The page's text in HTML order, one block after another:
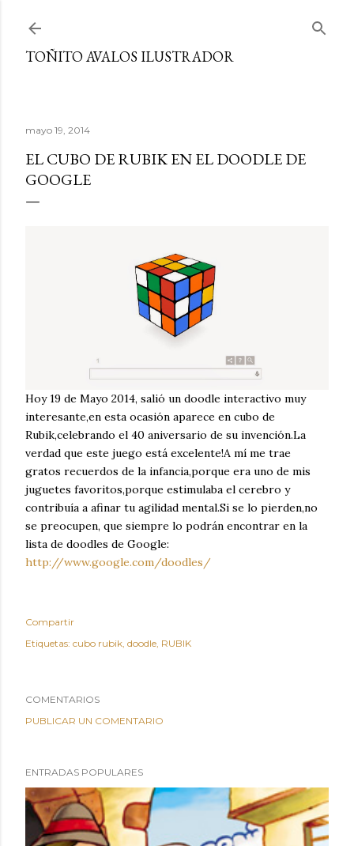
TOÑITO AVALOS ILUSTRADOR
mayo 19, 2014
EL CUBO DE RUBIK EN EL DOODLE DE
GOOGLE
Hoy 19 de Mayo 2014, salió un doodle interactivo muy
interesante,en esta ocasión aparece en cubo de
Rubik,celebrando el 40 aniversario de su invención.La
verdad que este juego está excelente!A mí me trae
gratos recuerdos de la infancia,porque era uno de mis
juguetes favoritos,porque estimulaba el cerebro y
contribuía a afinar tu agilidad mental.Si se lo pierden,no
se preocupen, que siempre lo podrán encontrar en la
lista de doodles de Google:
http://www.google.com/doodles/
Compartir
Etiquetas: cubo rubik doodle RUBIK
COMENTARIOS
PUBLICAR UN COMENTARIO
ENTRADAS POPULARES